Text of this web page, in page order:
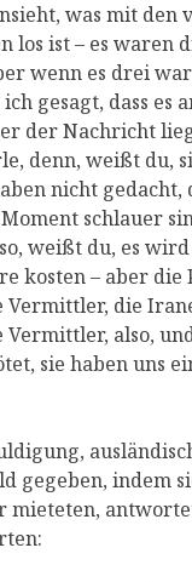
was mit den
los ist – es waren
wenn es drei
gesagt, dass es
der Nachricht
denn, weißt du,
nicht gedacht,
schlauer
weißt du, es
kosten – aber die
Vermittler, die
also,
sie haben uns
gegeben, indem
mieteten,